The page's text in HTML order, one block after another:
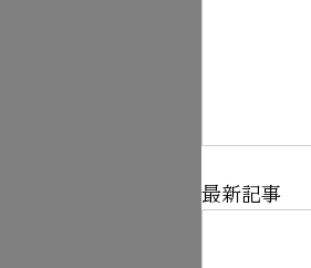
最新記事